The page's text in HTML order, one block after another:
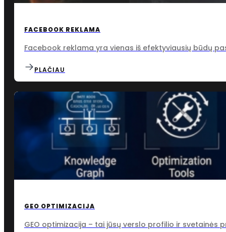
FACEBOOK REKLAMA
Facebook reklama yra vienas iš efektyviausių būdų
PLAČIAU
GEO OPTIMIZACIJA
GEO optimizacija – tai jūsų verslo profilio ir svetainės